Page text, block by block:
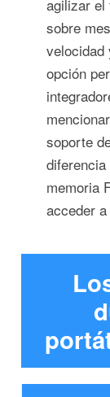
agilizar el
sobre
velocidad
opción
soporte
memoria
acceder